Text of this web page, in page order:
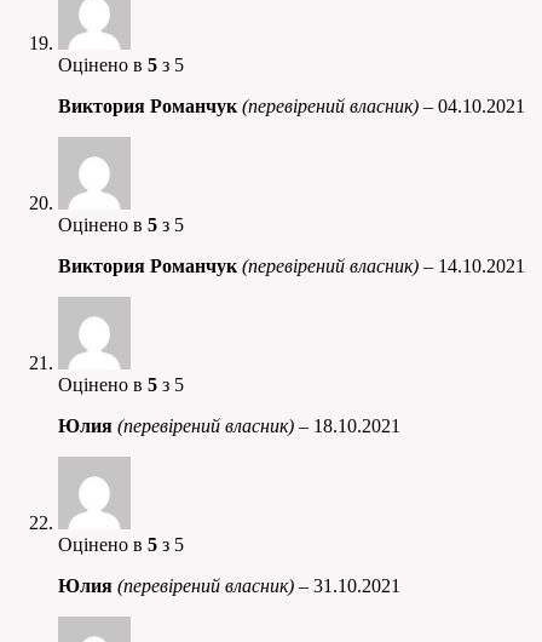
Оцінено в 5 з 5
Виктория Романчук(перевірений власник) – 04.10.2021
Оцінено в 5 з 5
Виктория Романчук(перевірений власник) – 14.10.2021
Оцінено в 5 з 5
Юлия (перевірений власник) – 18.10.2021
Оцінено в 5 з 5
Юлия (перевірений власник) – 31.10.2021